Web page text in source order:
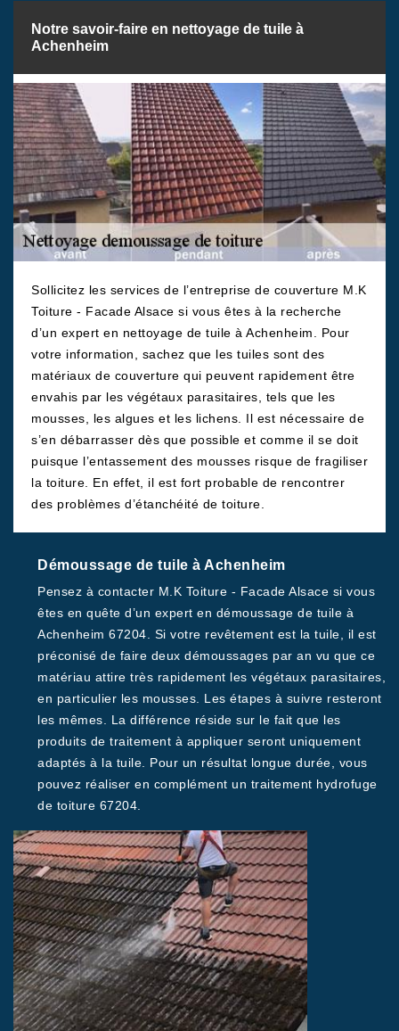
Notre savoir-faire en nettoyage de tuile à
Achenheim
Sollicitez les services de l’entreprise de couverture M.K
Toiture - Facade Alsace si vous êtes à la recherche
d’un expert en nettoyage de tuile à Achenheim. Pour
votre information, sachez que les tuiles sont des
matériaux de couverture qui peuvent rapidement être
envahis par les végétaux parasitaires, tels que les
mousses, les algues et les lichens. Il est nécessaire de
s’en débarrasser dès que possible et comme il se doit
puisque l’entassement des mousses risque de fragiliser
la toiture. En effet, il est fort probable de rencontrer
des problèmes d’étanchéité de toiture.
Démoussage de tuile à Achenheim
Pensez à contacter M.K Toiture - Facade Alsace si vous
êtes en quête d’un expert en démoussage de tuile à
Achenheim 67204. Si votre revêtement est la tuile, il est
préconisé de faire deux démoussages par an vu que ce
matériau attire très rapidement les végétaux parasitaires,
en particulier les mousses. Les étapes à suivre resteront
les mêmes. La différence réside sur le fait que les
produits de traitement à appliquer seront uniquement
adaptés à la tuile. Pour un résultat longue durée, vous
pouvez réaliser en complément un traitement hydrofuge
de toiture 67204.